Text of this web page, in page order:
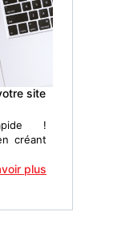
site
!
créant
plus